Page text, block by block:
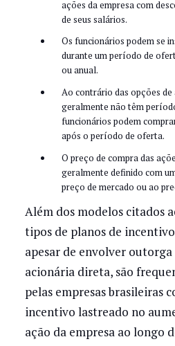
ações da empresa com
de seus salários.
Os funcionários podem se
durante um período de
ou anual.
​​Ao contrário das opções de
geralmente não têm
funcionários podem
após o período de oferta.
O preço de compra das
geralmente definido com
preço de mercado ou ao
Além dos modelos citados
tipos de planos de
apesar de envolver
acionária direta, são
pelas empresas brasileiras
incentivo lastreado no
ação da empresa ao longo